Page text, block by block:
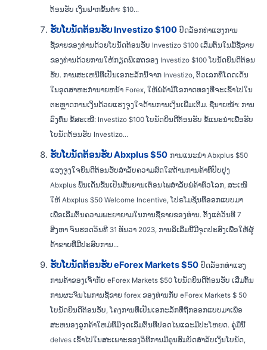
ຕ້ອນຮັບ ເງິນຝາກຂັ້ນຕໍ່າ: $10...
ຮັບໂບນັດຕ້ອນຮັບ Investizo $100 ປົດລັອກທ່າແຮງການ
ຊື້ຂາຍຂອງທ່ານດ້ວຍໂບນັດຕ້ອນຮັບ Investizo $100 ເລີ່ມຕົ້ນໃນມື້ຊື້ຂາຍ
ຂອງທ່ານດ້ວຍການໃຫ້ກຽດພິເສດຂອງ Investizo $100 ໂບນັດຍິນດີຕ້ອນ
ຮັບ. ການສະເຫນີທີ່ເປັນເອກະລັກນີ້ຈາກ Investizo, ຕົວເລກທີ່ໂດດເດັ່ນ
ໃນອຸດສາຫະກໍານາຍຫນ້າ Forex, ໃຫ້ພໍ່ຄ້າມີໂອກາດທອງທີ່ຈະເຂົ້າໄປໃນ
ຕະຫຼາດການເງິນດ້ວຍແຮງຈູງໃຈດ້ານການເງິນເພີ່ມເຕີມ. ຊື່ນາຍໜ້າ: ການ
ລົງທຶນ ຂໍ້ສະເໜີ: Investizo $100 ໂບນັດຍິນດີຕ້ອນຮັບ ຂໍ້ແນະນຳເພື່ອຮັບ
ໂບນັດຕ້ອນຮັບ Investizo...
ຮັບໂບນັດຕ້ອນຮັບ Abxplus $50 ການແນະນໍາ Abxplus $50
ແຮງຈູງໃຈຍິນດີຕ້ອນຮັບສໍາລັບຄວາມສົດໃສດ້ານການຄ້າທີ່ປັບປຸງ
Abxplus ພົ້ນເດັ່ນຂື້ນເປັນສັນຍານເຕືອນໄພສໍາລັບພໍ່ຄ້າທົ່ວໂລກ, ສະເໜີ
ໃຫ້ Abxplus $50 Welcome Incentive, ໂປຣໂມຊັນທີ່ອອກແບບມາ
ເພື່ອເລີ່ມຕົ້ນຄວາມພະຍາຍາມໃນການຊື້ຂາຍຂອງທ່ານ. ຕັ້ງແຕ່ວັນທີ 7
ສິງຫາ ຈົນຮອດວັນທີ 31 ທັນວາ 2023, ການລິເລີ່ມນີ້ມີຈຸດປະສົງເພື່ອໃຫ້ຜູ້
ຄ້າຂາຍທີ່ມີປະສົບການ...
ຮັບໂບນັດຕ້ອນຮັບ eForex Markets $50 ປົດລັອກທ່າແຮງ
ການຄ້າຂອງເຈົ້າກັບ eForex Markets $50 ໂບນັດຍິນດີຕ້ອນຮັບ ເລີ່ມຕົ້ນ
ການຜະຈົນໄພການຊື້ຂາຍ forex ຂອງທ່ານກັບ eForex Markets $ 50
ໂບນັດຍິນດີຕ້ອນຮັບ, ໂຄງການທີ່ເປັນເອກະລັກທີ່ຖືກອອກແບບມາເພື່ອ
ສະຫນອງລູກຄ້າໃຫມ່ທີ່ມີຈຸດເລີ່ມຕົ້ນທີ່ປອດໄພແລະມີປະໂຫຍດ. ຄູ່ມືນີ້
delves ເຂົ້າໄປໃນສະເພາະຂອງວິທີການມີຄຸນສົມບັດສໍາລັບເງິນໂບນັດ,